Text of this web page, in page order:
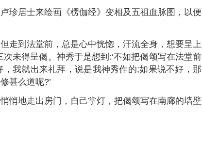
居士来绘画《楞伽经》变相及五祖血脉图，以便
到法堂前，总是心中恍惚，汗流全身，想要呈上
未得呈偈。神秀于是想到:‘不如把偈颂写在法堂前
我就出来礼拜，说是我神秀作的;如果说不好，那
甚么道呢?’
地走出房门，自己掌灯，把偈颂写在南廊的墙壁